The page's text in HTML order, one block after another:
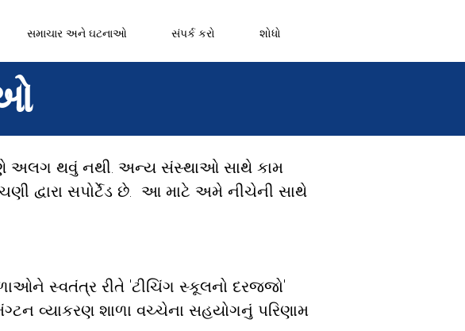
સમાચાર અને ઘટનાઓ સંપર્ક કરો શોધો
થવું નથી. અન્ય સંસ્થાઓ સાથે કામ
દ્વારા સપોર્ટેડ છે. આ માટે અમે નીચેની સાથે
સ્વતંત્ર રીતે 'ટીચિંગ સ્કૂલનો દરજ્જો'
વ્યાકરણ શાળા વચ્ચેના સહયોગનું પરિણામ